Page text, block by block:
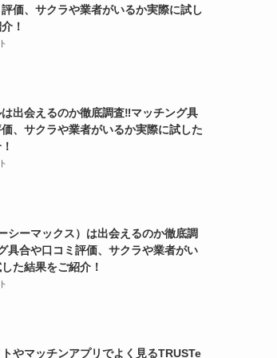
価、サクラや業者がいるか実際に試し
！
出会えるのか徹底調査‼マッチング具
、サクラや業者がいるか実際に試した
シーマックス）は出会えるのか徹底調
具合や口コミ評価、サクラや業者がい
た結果をご紹介！
やマッチンアプリでよく見るTRUSTe